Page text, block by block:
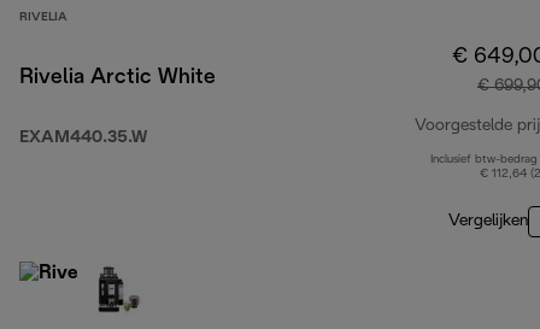
RIVELIA
Rivelia Arctic White
EXAM440.35.W
€
€
Voorgestelde
Inclusief btw-bedrag
€ 112,64
Vergelijken